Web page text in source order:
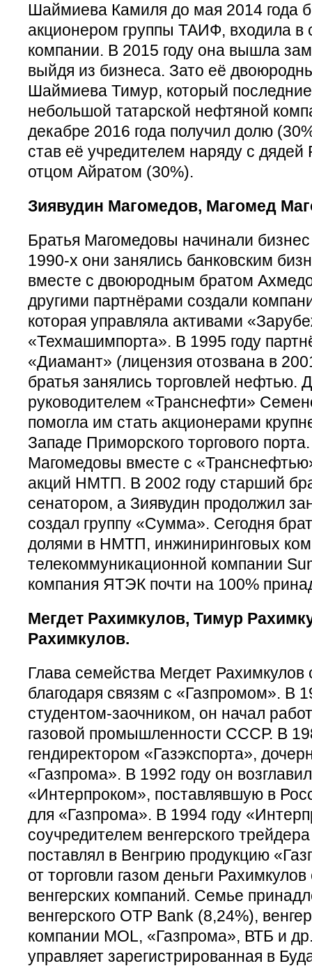
Шаймиева Камиля до мая 2014 года
акционером группы ТАИФ, входила в
компании. В 2015 году она вышла
выйдя из бизнеса. Зато её
Шаймиева Тимур, который последние
небольшой татарской нефтяной
декабре 2016 года получил долю
став её учредителем наряду с
отцом Айратом (30%).
Зиявудин Магомедов, Магомед
Братья Магомедовы начинали
1990-х они занялись банковским
вместе с двоюродным братом
другими партнёрами создали
которая управляла активами
«Техмашимпорта». В 1995 году
«Диамант» (лицензия отозвана в
братья занялись торговлей
руководителем «Транснефти»
помогла им стать акционерами
Западе Приморского торгового
Магомедовы вместе с
акций НМТП. В 2002 году старший
сенатором, а Зиявудин продолжил
создал группу «Сумма». Сегодня
долями в НМТП, инжиниринговых
телекоммуникационной компании
компания ЯТЭК почти на 100%
Мегдет Рахимкулов, Тимур
Рахимкулов.
Глава семейства Мегдет
благодаря связям с «Газпромом». В
студентом-заочником, он начал
газовой промышленности СССР. В
гендиректором «Газэкспорта»,
«Газпрома». В 1992 году он
«Интерпроком», поставлявшую в
для «Газпрома». В 1994 году
соучредителем венгерского
поставлял в Венгрию продукцию
от торговли газом деньги
венгерских компаний. Семье
венгерского OTP Bank (8,24%),
компании MOL, «Газпрома», ВТБ и
управляет зарегистрированная в